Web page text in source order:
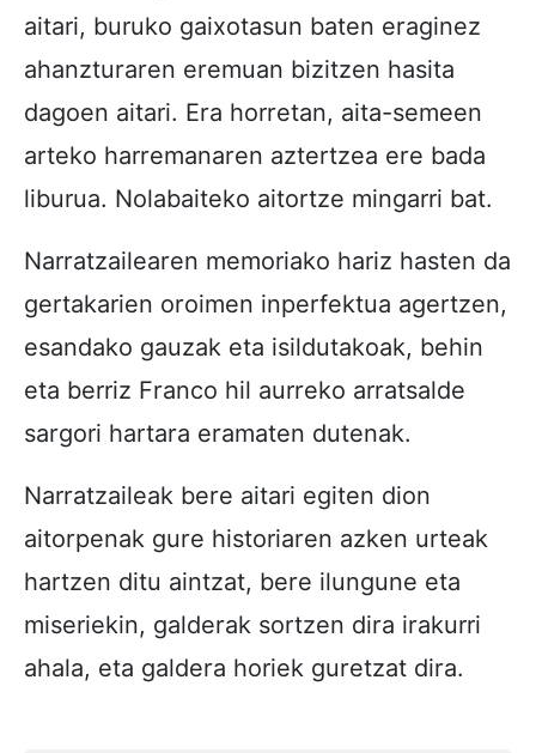
aitari, buruko gaixotasun baten eraginez
ahanzturaren eremuan bizitzen hasita
dagoen aitari. Era horretan, aita-semeen
arteko harremanaren aztertzea ere bada
liburua. Nolabaiteko aitortze mingarri bat.
Narratzailearen memoriako hariz hasten da
gertakarien oroimen inperfektua agertzen,
esandako gauzak eta isildutakoak, behin
eta berriz Franco hil aurreko arratsalde
sargori hartara eramaten dutenak.
Narratzaileak bere aitari egiten dion
aitorpenak gure historiaren azken urteak
hartzen ditu aintzat, bere ilungune eta
miseriekin, galderak sortzen dira irakurri
ahala, eta galdera horiek guretzat dira.